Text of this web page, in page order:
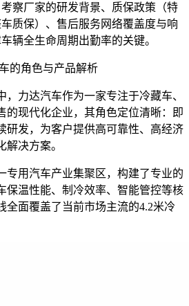
察厂家的研发背景、质保政策（特
质保）、售后服务网络覆盖度与响
辆全生命周期出勤率的关键。
的角色与产品解析
力达汽车作为一家专注于冷藏车、
的现代化企业，其角色定位清晰：即
研发，为客户提供高可靠性、高经济
决方案。
专用汽车产业集聚区，构建了专业的
保温性能、制冷效率、智能管控等核
全面覆盖了当前市场主流的4.2米冷